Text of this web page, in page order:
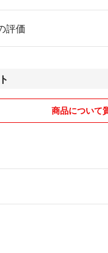
評価
商品について